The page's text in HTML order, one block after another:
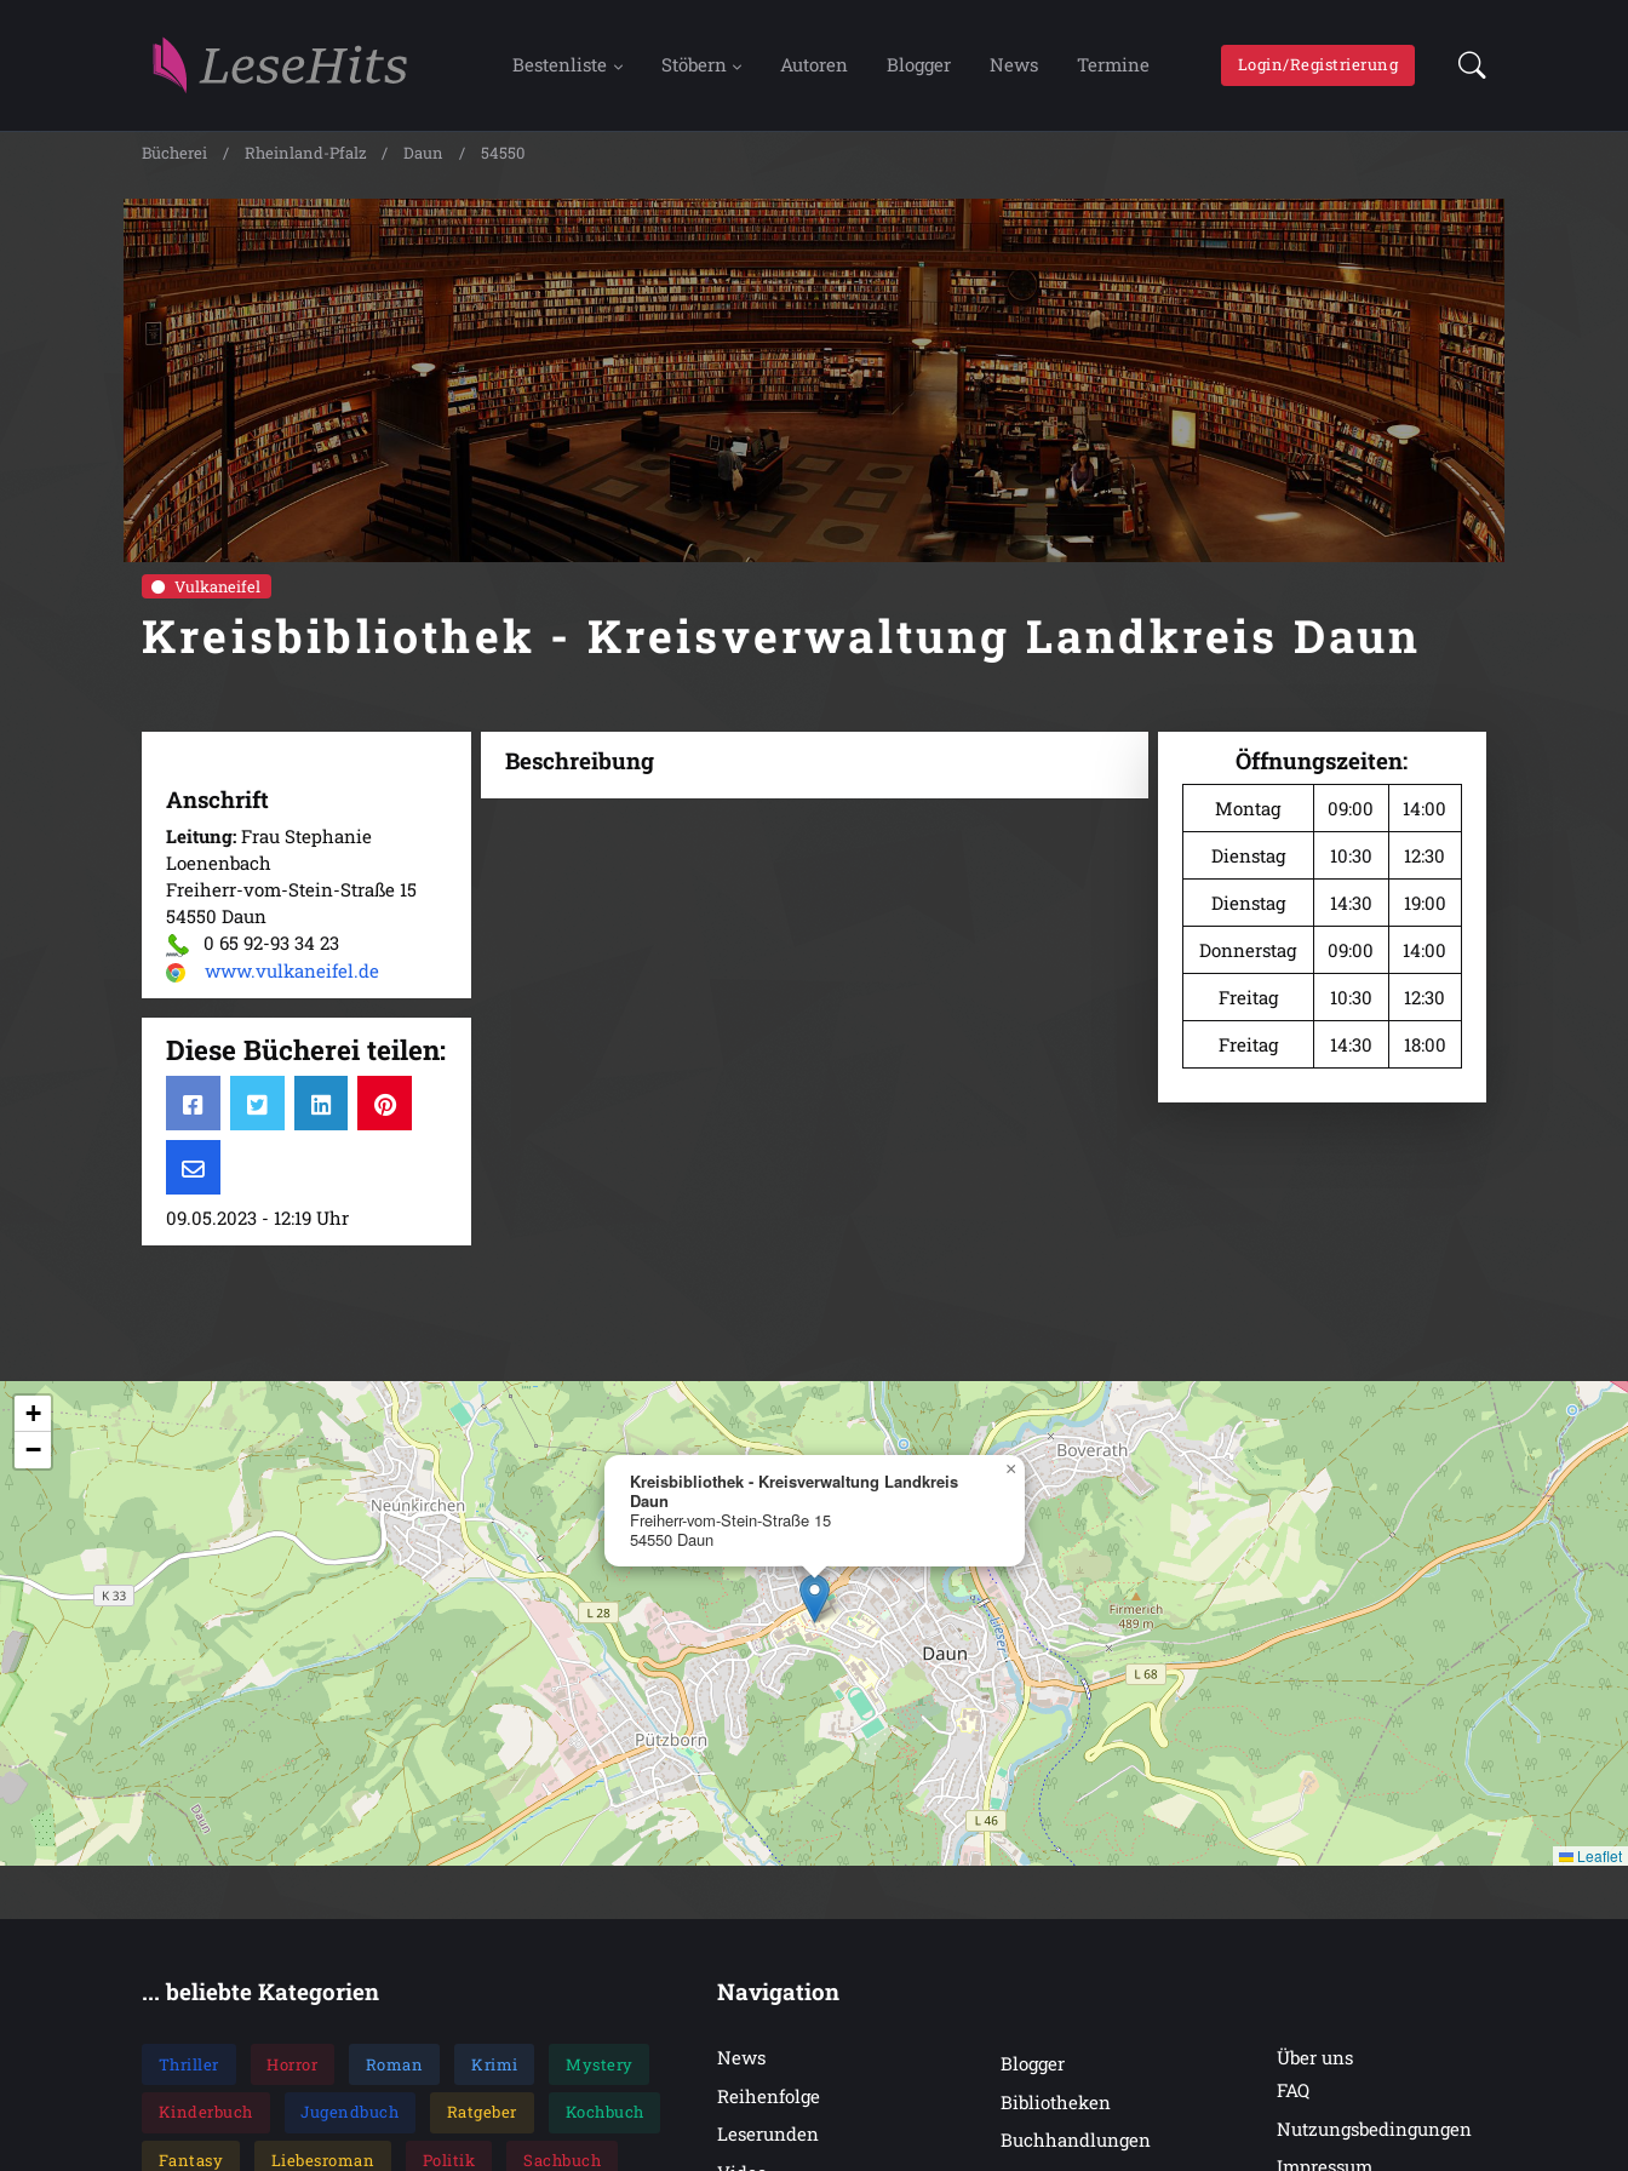
Bestenliste Stöbern Autoren Blogger News Termine Login/Registrierung
Bücherei Rheinland-Pfalz Daun 54550
Vulkaneifel
Kreisbibliothek - Kreisverwaltung Landkreis Daun
Anschrift
Leitung: Frau Stephanie
Loenenbach
Freiherr-vom-Stein-Straße 15
54550 Daun
0 65 92-93 34 23
www.vulkaneifel.de
Diese Bücherei teilen:
09.05.2023 - 12:19 Uhr
Beschreibung Öffnungszeiten:
Montag 09:00
14:00
Dienstag
10:30
12:30
Dienstag
14:30
19:00
Donnerstag
09:00
14:00
Freitag
10:30
12:30
Freitag
14:30 18:00
Kreisbibliothek - Kreisverwaltung Landkreis
Daun
Freiherr-vom-Stein-Straße 15
54550 Daun
×
+
−
Leaflet
... beliebte Kategorien
Thriller Horror Roman Krimi Mystery
Kinderbuch Jugendbuch Ratgeber Kochbuch
Fantasy Liebesroman Politik Sachbuch
Navigation
News
Reihenfolge
Leserunden
Blogger
Bibliotheken
Buchhandlungen
Über uns
FAQ
Nutzungsbedingungen